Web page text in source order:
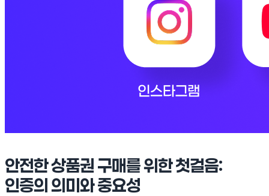
안전한 상품권 구매를 위한 첫걸음:
인증의 의미와 중요성